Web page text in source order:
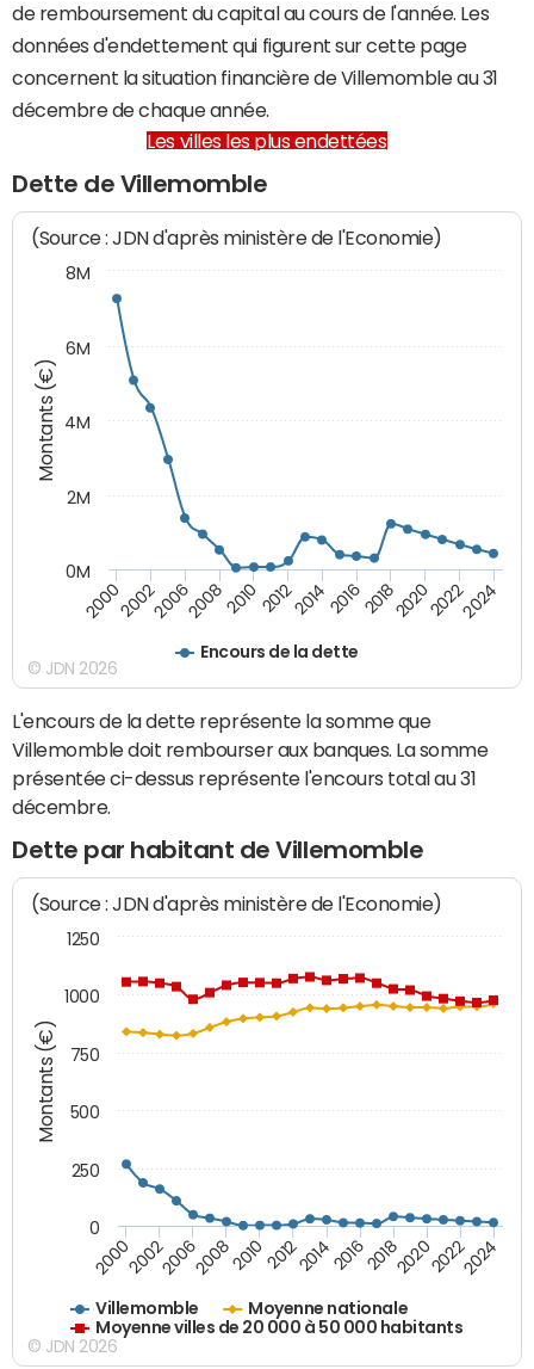
de remboursement du capital au cours de l'année. Les
données d'endettement qui figurent sur cette page
concernent la situation financière de Villemomble au 31
décembre de chaque année.
Les villes les plus endettées
Dette de Villemomble
Montants (€)
(Source : JDN d'après ministère de l'Economie)
Encours de la dette
20002002200620082010 2012201420162018202020222024
0M
2M
4M
6M
8M
© JDN 2026
L'encours de la dette représente la somme que
Villemomble doit rembourser aux banques. La somme
présentée ci-dessus représente l'encours total au 31
décembre.
Dette par habitant de Villemomble
Montants (€)
(Source : JDN d'après ministère de l'Economie)
Villemomble
Moyenne nationale
Moyenne villes de 20 000 à 50 000 habitants
200020022006200820102012201420162018202020222024
0
250
500
750
1000
1250
© JDN 2026